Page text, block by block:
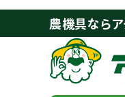
農機具なら